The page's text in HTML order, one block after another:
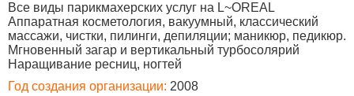
Все виды парикмахерских услуг на L~OREAL
Аппаратная косметология, вакуумный, классический
массажи, чистки, пилинги, депиляции; маникюр, педикюр.
Мгновенный загар и вертикальный турбосолярий
Наращивание ресниц, ногтей
Год создания организации: 2008